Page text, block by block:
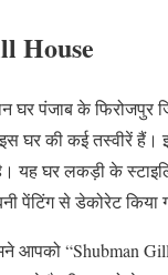
House
घर पंजाब के फिरोजपुर
घर की कई तस्वीरें हैं।
यह घर लकड़ी के
पेंटिंग से डेकोरेट किया
आपको “Shubman